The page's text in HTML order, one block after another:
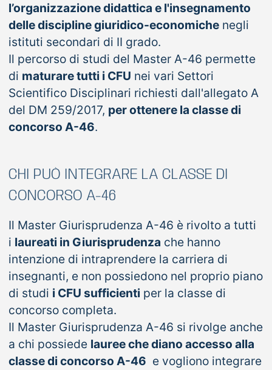
l’organizzazione didattica e l'insegnamento
delle discipline giuridico-economiche negli
istituti secondari di II grado.
Il percorso di studi del Master A-46 permette
di maturare tutti i CFU nei vari Settori
Scientifico Disciplinari richiesti dall'allegato A
del DM 259/2017, per ottenere la classe di
concorso A-46.
CHI PUÒ INTEGRARE LA CLASSE DI
CONCORSO A-46
Il Master Giurisprudenza A-46 è rivolto a tutti
i laureati in Giurisprudenza che hanno
intenzione di intraprendere la carriera di
insegnanti, e non possiedono nel proprio piano
di studi i CFU sufficienti per la classe di
concorso completa.
Il Master Giurisprudenza A-46 si rivolge anche
a chi possiede lauree che diano accesso alla
classe di concorso A-46 e vogliono integrare